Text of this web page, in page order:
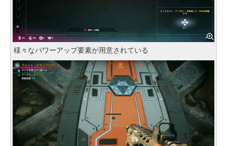
様々なパワーアップ要素が用意されている